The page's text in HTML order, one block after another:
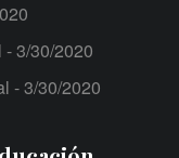
- 3/30/2020
- 3/30/2020